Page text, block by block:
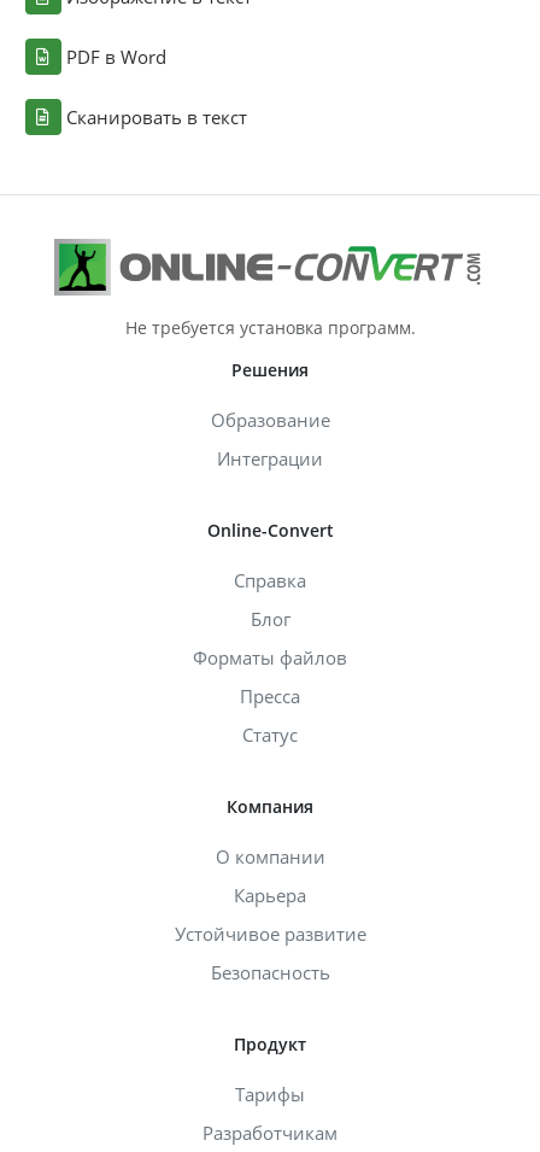
PDF в Word
Сканировать в текст
Не требуется установка программ.
Решения
Образование
Интеграции
Online-Convert
Справка
Блог
Форматы файлов
Пресса
Статус
Компания
О компании
Карьера
Устойчивое развитие
Безопасность
Продукт
Тарифы
Разработчикам